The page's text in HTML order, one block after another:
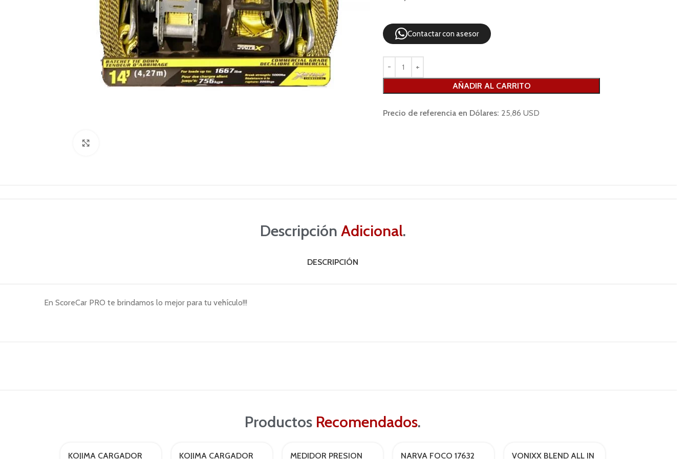
Contactar con asesor
AÑADIR AL CARRITO
Precio de referencia en Dólares: 25,86 USD
Descripción Adicional.
DESCRIPCIÓN
En ScoreCar PRO te brindamos lo mejor para tu vehículo!!!
Productos Recomendados.
KOJIMA CARGADOR KOJIMA CARGADOR MEDIDOR PRESION NARVA FOCO 17632 VONIXX BLEND ALL IN